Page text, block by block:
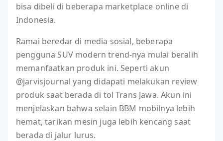
bisa dibeli di beberapa marketplace online di
Indonesia.
Ramai beredar di media sosial, beberapa
pengguna SUV modern trend-nya mulai beralih
memanfaatkan produk ini. Seperti akun
@jarvisjournal yang didapati melakukan review
produk saat berada di tol Trans Jawa. Akun ini
menjelaskan bahwa selain BBM mobilnya lebih
hemat, tarikan mesin juga lebih kencang saat
berada di jalur lurus.